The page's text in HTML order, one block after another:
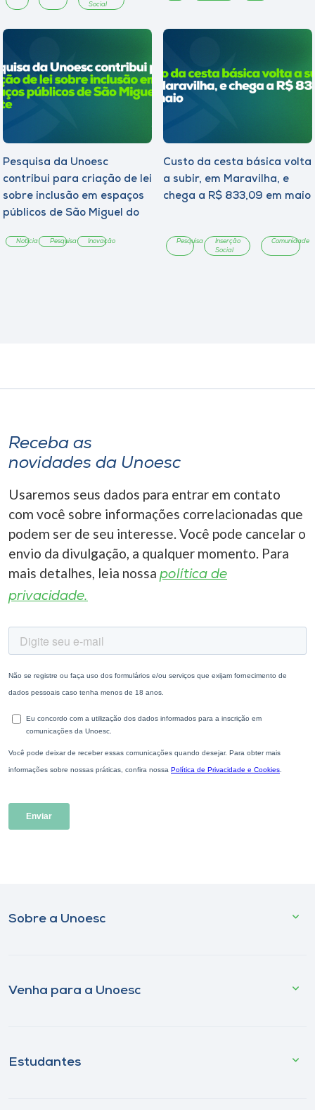
Social
Pesquisa da Unoesc
contribui para criação de lei
sobre inclusão em espaços
públicos de São Miguel do
Notícia Pesquisa Inovação
Custo da cesta básica volta
a subir, em Maravilha, e
chega a R$ 833,09 em maio
Pesquisa
Inserção
Social
Comunidade
Receba as
novidades da Unoesc
Usaremos seus dados para entrar em contato
com você sobre informações correlacionadas que
podem ser de seu interesse. Você pode cancelar o
envio da divulgação, a qualquer momento. Para
mais detalhes, leia nossa política de
privacidade.
Sobre a Unoesc
Venha para a Unoesc
Estudantes